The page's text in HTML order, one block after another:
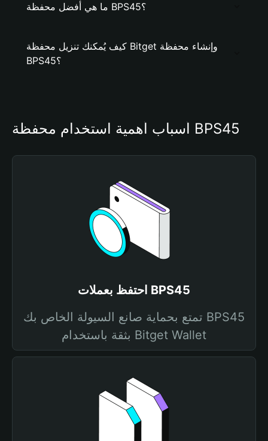
ما هي أفضل محفظة BPS45؟
كيف يُمكنك تنزيل محفظة Bitget وإنشاء محفظة
BPS45؟
أسباب أهمية استخدام محفظة BPS45
احتفظ بعملات BPS45
تمتع بحماية صانع السيولة الخاص بك BPS45
بثقة باستخدام Bitget Wallet